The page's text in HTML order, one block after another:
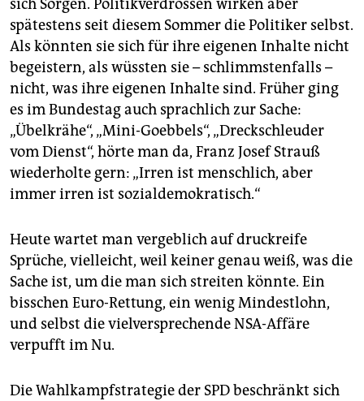
sich Sorgen. Politikverdrossen wirken aber
spätestens seit diesem Sommer die Politiker selbst.
Als könnten sie sich für ihre eigenen Inhalte nicht
begeistern, als wüssten sie – schlimmstenfalls –
nicht, was ihre eigenen Inhalte sind. Früher ging
es im Bundestag auch sprachlich zur Sache:
„Übelkrähe“, „Mini-Goebbels“, „Dreckschleuder
vom Dienst“, hörte man da, Franz Josef Strauß
wiederholte gern: „Irren ist menschlich, aber
immer irren ist sozialdemokratisch.“
Heute wartet man vergeblich auf druckreife
Sprüche, vielleicht, weil keiner genau weiß, was die
Sache ist, um die man sich streiten könnte. Ein
bisschen Euro-Rettung, ein wenig Mindestlohn,
und selbst die vielversprechende NSA-Affäre
verpufft im Nu.
Die Wahlkampfstrategie der SPD beschränkt sich